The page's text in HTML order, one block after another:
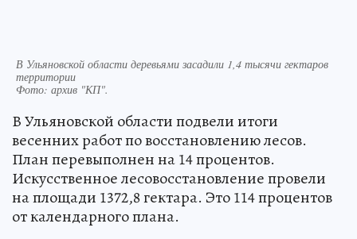
В Ульяновской области деревьями засадили 1,4 тысячи гектаров
территории
Фото: архив "КП".
В Ульяновской области подвели итоги
весенних работ по восстановлению лесов.
План перевыполнен на 14 процентов.
Искусственное лесовосстановление провели
на площади 1372,8 гектара. Это 114 процентов
от календарного плана.